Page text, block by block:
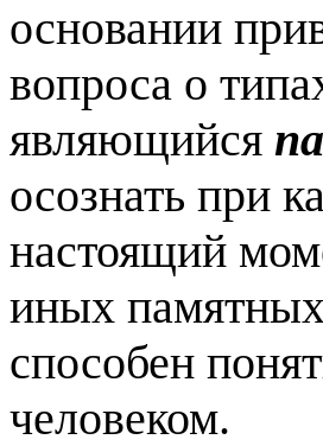
основании
вопроса о
являющийся
осознать при
настоящий
иных
способен
человеком.